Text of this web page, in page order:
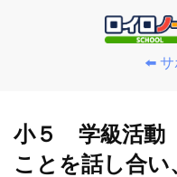
⬅️ サ
小５ 学級活動
ことを話し合